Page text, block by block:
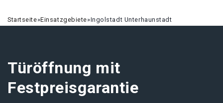
Startseite»Einsatzgebiete»Ingolstadt Unterhaunstadt
Türöffnung mit
Festpreisgarantie